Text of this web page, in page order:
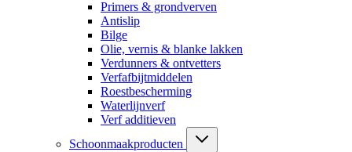
Primers & grondverven
Antislip
Bilge
Olie, vernis & blanke lakken
Verdunners & ontvetters
Verfafbijtmiddelen
Roestbescherming
Waterlijnverf
Verf additieven
Schoonmaakproducten